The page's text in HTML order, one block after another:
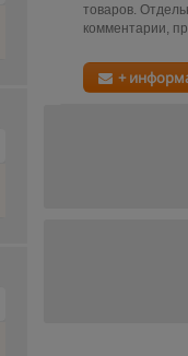
товаров.
комментарии,
+